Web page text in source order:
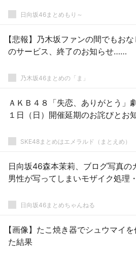
日向坂46まとめもり～
【悲報】乃木坂ファンの間でもお
のサービス、終了のお知らせ……
乃木坂46まとめの「ま」
ＡＫＢ４８「失恋、ありがとう」
１日（日）開催延期のお詫びとお
SKE48まとめはエメラルド（まとえめ）
日向坂46森本茉莉、ブログ写真の
男性が写ってしまいモザイク処理
日向坂46まとめちゃんねる
【画像】たこ焼き器でシュウマイ
た結果